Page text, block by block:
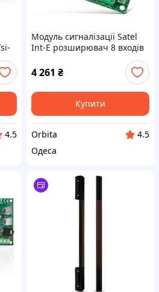
4.5
Модуль сигналізації Satel
Int-E розширювач 8 входів
4 261 ₴
Купити
Orbita
4.5
Одеса